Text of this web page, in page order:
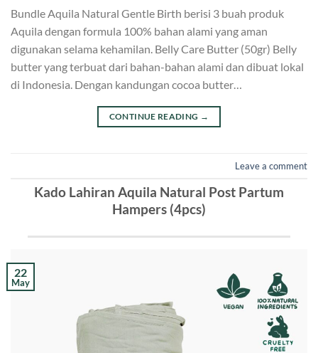
Bundle Aquila Natural Gentle Birth berisi 3 buah produk
Aquila dengan formula 100% bahan alami yang aman
digunakan selama kehamilan. Belly Care Butter (50gr) Belly
butter yang terbuat dari bahan-bahan alami dan dibuat lokal
di Indonesia. Dengan kandungan cocoa butter…
CONTINUE READING →
Leave a comment
Kado Lahiran Aquila Natural Post Partum
Hampers (4pcs)
22
May